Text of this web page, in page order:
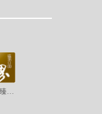
玉界臻品·北京